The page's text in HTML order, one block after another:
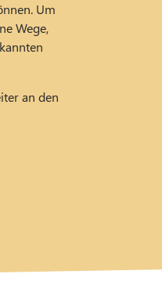
Um
Wege,
an den